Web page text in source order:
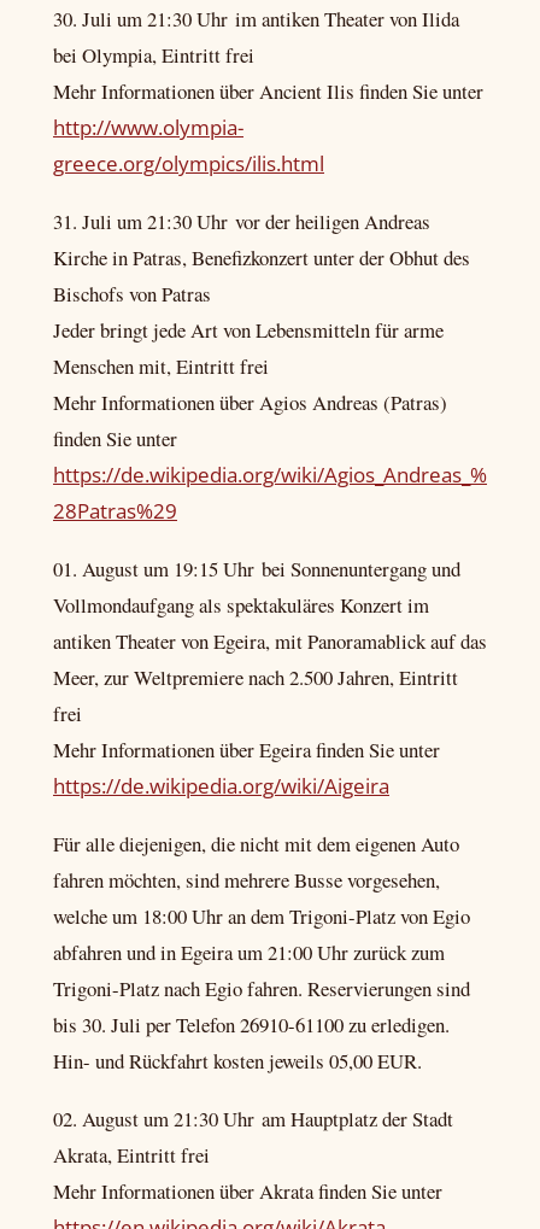
30. Juli um 21:30 Uhr im antiken Theater von Ilida
bei Olympia, Eintritt frei
Mehr Informationen über Ancient Ilis finden Sie unter
http://www.olympia-
greece.org/olympics/ilis.html
31. Juli um 21:30 Uhr vor der heiligen Andreas
Kirche in Patras, Benefizkonzert unter der Obhut des
Bischofs von Patras
Jeder bringt jede Art von Lebensmitteln für arme
Menschen mit, Eintritt frei
Mehr Informationen über Agios Andreas (Patras)
finden Sie unter
https://de.wikipedia.org/wiki/Agios_Andreas_%
28Patras%29
01. August um 19:15 Uhr bei Sonnenuntergang und
Vollmondaufgang als spektakuläres Konzert im
antiken Theater von Egeira, mit Panoramablick auf das
Meer, zur Weltpremiere nach 2.500 Jahren, Eintritt
frei
Mehr Informationen über Egeira finden Sie unter
https://de.wikipedia.org/wiki/Aigeira
Für alle diejenigen, die nicht mit dem eigenen Auto
fahren möchten, sind mehrere Busse vorgesehen,
welche um 18:00 Uhr an dem Trigoni-Platz von Egio
abfahren und in Egeira um 21:00 Uhr zurück zum
Trigoni-Platz nach Egio fahren. Reservierungen sind
bis 30. Juli per Telefon 26910-61100 zu erledigen.
Hin- und Rückfahrt kosten jeweils 05,00 EUR.
02. August um 21:30 Uhr am Hauptplatz der Stadt
Akrata, Eintritt frei
Mehr Informationen über Akrata finden Sie unter